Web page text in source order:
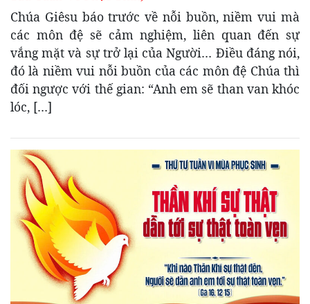
Chúa Giêsu báo trước về nỗi buồn, niềm vui mà
các môn đệ sẽ cảm nghiệm, liên quan đến sự
vắng mặt và sự trở lại của Người… Điều đáng nói,
đó là niềm vui nỗi buồn của các môn đệ Chúa thì
đối ngược với thế gian: “Anh em sẽ than van khóc
lóc, […]